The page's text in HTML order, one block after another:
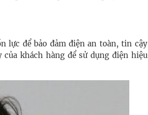
lực để bảo đảm điện an toàn, tin cậy
khách hàng để sử dụng điện hiệu